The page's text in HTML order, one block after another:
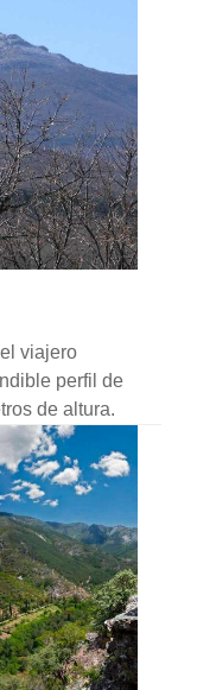
viajero
perfil de
de altura.